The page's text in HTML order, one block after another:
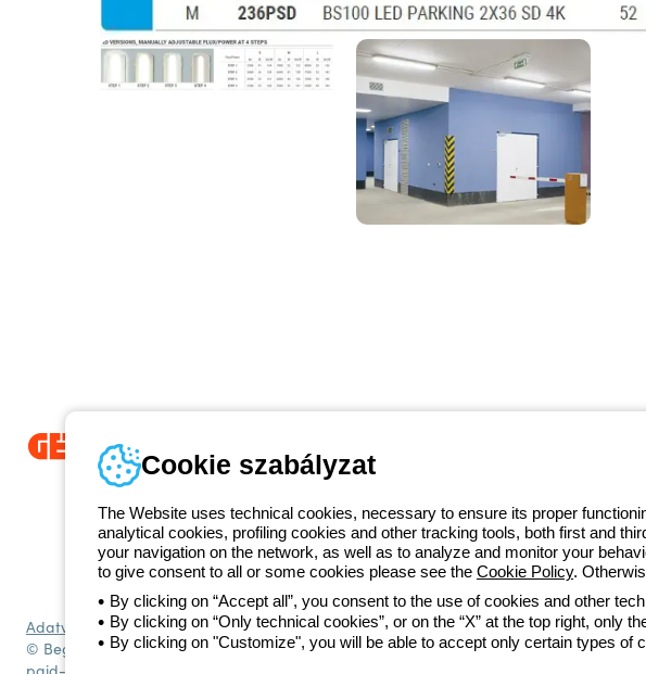
Since 2025, Beghelli has been part of the GEWISS Group, within the GEWISS LightZone
and end users in meeting their needs.Discover more about GEWISS
Telefonszám
Hétfőtől-péntekig: 8.00-16.30 1 951 3194
Adatvédelmi szabályzatCookie szabályzatÁltalános szerződési feltételekMinden
© Beghelli S.p.A. Sole Shareholder Company - Company subject to the direction and
paid-up capital: 10,000,000 Euro
Cookie szabályzat
The Website uses technical cookies, necessary to ensure its proper
analytical cookies, profiling cookies and other tracking tools, both first and
your navigation on the network, as well as to analyze and monitor your
to give consent to all or some cookies please see the Cookie Policy.
By clicking on “Accept all”, you consent to the use of cookies and other
By clicking on “Only technical cookies”, or on the “X” at the top right, only
By clicking on "Customize", you will be able to accept only certain types of